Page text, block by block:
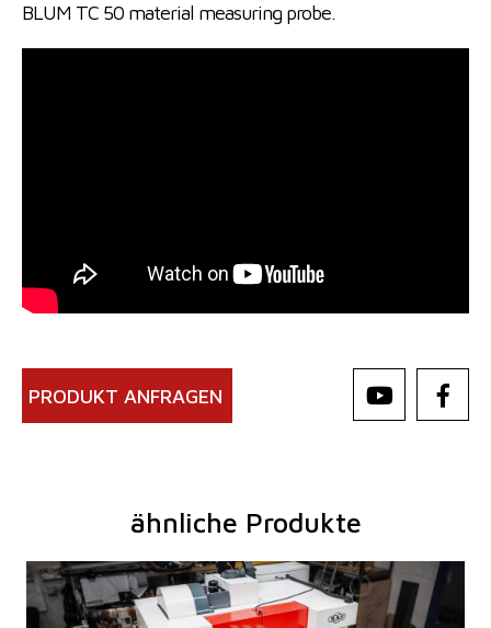
BLUM TC 50 material measuring probe.
PRODUKT ANFRAGEN
ähnliche Produkte
Baujahr:
2025
Kontrollsystem
Steuerung Heidenhain
TNC 620